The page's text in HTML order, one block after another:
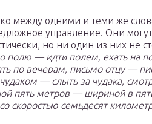
между одними и теми же
управление. Они
но ни один из них не
полю — идти полем, ехать на
по вечерам, письмо отцу —
— слыть за чудака,
пять метров — шириной в
скоростью семьдесят